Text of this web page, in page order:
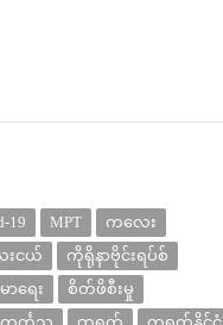
19 MPT
ကလေး
ငယ်
ကိုရိုနာဗိုင်းရပ်စ်
ာရေး
စိတ်ဖိစီးမှု